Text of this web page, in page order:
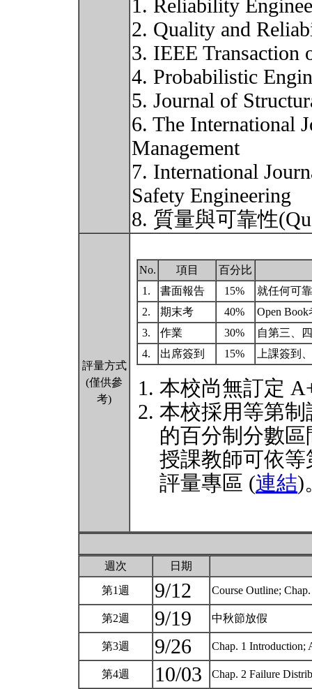
1. Reliability
2. Quality and
3. IEEE Transaction
4. Probabilistic
5. Journal of
6. The International
Management
7. International
Safety Engineering
8. 質量與可靠性
評量方式
(僅供參
考)
No. 項目
百分比
1.
書面報告 15%
就任何可
2.
期末考 40%
Open
3.
作業 30%
自第三、
4.
出席簽到 15% 上課簽到
本校尚無訂定
本校採用等第
的百分制分數
授課教師可依
評量專區 (連結)
週次 日期
第1週 9/12 Course Outline;
第2週 9/19 中秋節放假
第3週 9/26 Chap. 1 Introduction;
第4週 10/03 Chap. 2 Failure